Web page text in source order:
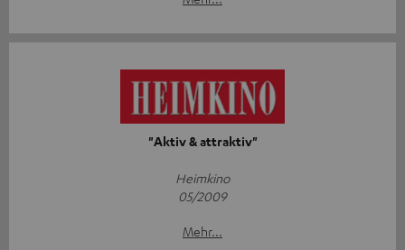
"Aktiv & attraktiv"
Heimkino
05/2009
Mehr...